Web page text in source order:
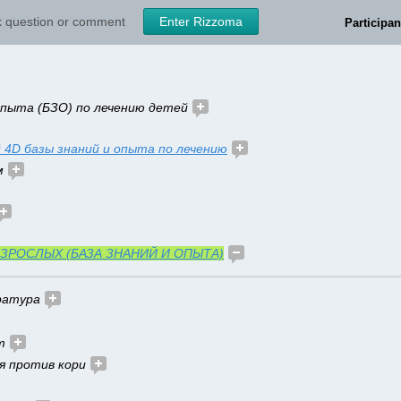
question or comment Enter Rizzoma
(БЗО) по лечению детей
4D базы знаний и опыта по лечению
(БАЗА ЗНАНИЙ И ОПЫТА)
против кори